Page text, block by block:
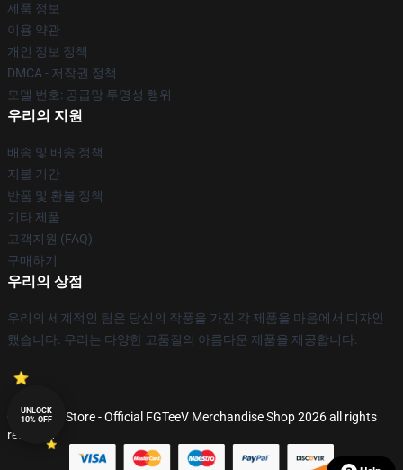
제품 정보
이용 약관
개인 정보 정책
DMCA - 저작권 정책
모델 번호: 공급망 투명성 행위
우리의 지원
배송 및 배송 정책
지불 기간
반품 및 환불 정책
기타 제품
고객지원 (FAQ)
구매하기
우리의 상점
우리의 세계적인 팀은 당신의 작풍을 가진 각 제품을 마음에서 디자인
했습니다. 우리는 다양한 고품질의 아름다운 제품을 제공합니다.
© FGTeeV Store - Official FGTeeV Merchandise Shop 2026 all rights
reserved
UNLOCK
10% OFF